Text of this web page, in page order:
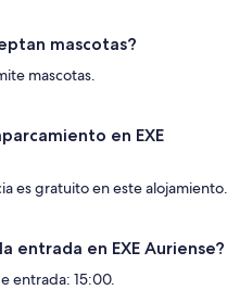
mascotas?
mascotas.
en EXE
es gratuito en este alojamiento.
entrada en EXE Auriense?
entrada: 15:00.